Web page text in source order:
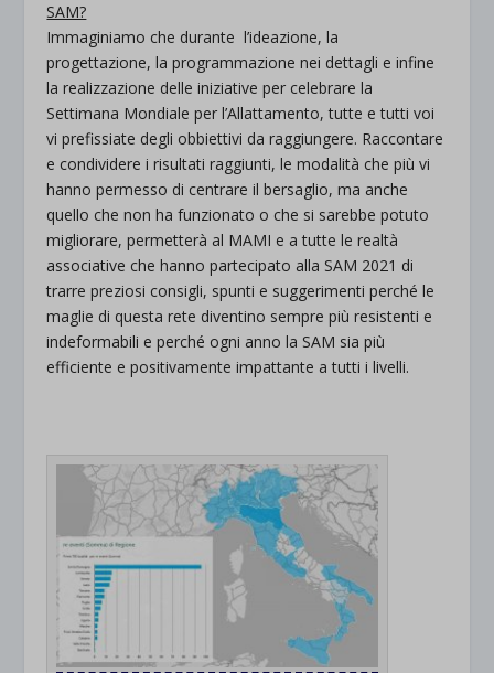
SAM?
Immaginiamo che durante l’ideazione, la
progettazione, la programmazione nei dettagli e infine
la realizzazione delle iniziative per celebrare la
Settimana Mondiale per l’Allattamento, tutte e tutti voi
vi prefissiate degli obbiettivi da raggiungere. Raccontare
e condividere i risultati raggiunti, le modalità che più vi
hanno permesso di centrare il bersaglio, ma anche
quello che non ha funzionato o che si sarebbe potuto
migliorare, permetterà al MAMI e a tutte le realtà
associative che hanno partecipato alla SAM 2021 di
trarre preziosi consigli, spunti e suggerimenti perché le
maglie di questa rete diventino sempre più resistenti e
indeformabili e perché ogni anno la SAM sia più
efficiente e positivamente impattante a tutti i livelli.